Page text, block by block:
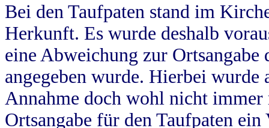
Bei den Taufpaten stand im
Herkunft. Es wurde deshalb
eine Abweichung zur
angegeben wurde. Hierbei wurde
Annahme doch wohl nicht
Ortsangabe für den Taufpaten